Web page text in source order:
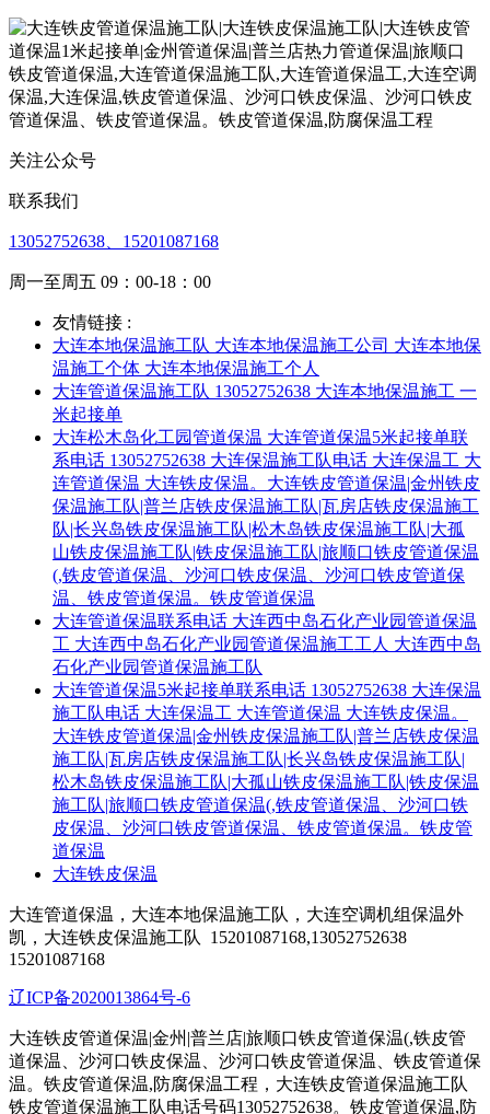
关注公众号
联系我们
13052752638、15201087168
周一至周五 09：00-18：00
友情链接 :
大连本地保温施工队 大连本地保温施工公司 大连本地保
温施工个体 大连本地保温施工个人
大连管道保温施工队 13052752638 大连本地保温施工 一
米起接单
大连松木岛化工园管道保温 大连管道保温5米起接单联
系电话 13052752638 大连保温施工队电话 大连保温工 大
连管道保温 大连铁皮保温。大连铁皮管道保温|金州铁皮
保温施工队|普兰店铁皮保温施工队|瓦房店铁皮保温施工
队|长兴岛铁皮保温施工队|松木岛铁皮保温施工队|大孤
山铁皮保温施工队|铁皮保温施工队|旅顺口铁皮管道保温
(,铁皮管道保温、沙河口铁皮保温、沙河口铁皮管道保
温、铁皮管道保温。铁皮管道保温
大连管道保温联系电话 大连西中岛石化产业园管道保温
工 大连西中岛石化产业园管道保温施工工人 大连西中岛
石化产业园管道保温施工队
大连管道保温5米起接单联系电话 13052752638 大连保温
施工队电话 大连保温工 大连管道保温 大连铁皮保温。
大连铁皮管道保温|金州铁皮保温施工队|普兰店铁皮保温
施工队|瓦房店铁皮保温施工队|长兴岛铁皮保温施工队|
松木岛铁皮保温施工队|大孤山铁皮保温施工队|铁皮保温
施工队|旅顺口铁皮管道保温(,铁皮管道保温、沙河口铁
皮保温、沙河口铁皮管道保温、铁皮管道保温。铁皮管
道保温
大连铁皮保温
大连管道保温，大连本地保温施工队，大连空调机组保温外
凯，大连铁皮保温施工队
15201087168,13052752638
15201087168
辽ICP备2020013864号-6
大连铁皮管道保温|金州|普兰店|旅顺口铁皮管道保温(,铁皮管
道保温、沙河口铁皮保温、沙河口铁皮管道保温、铁皮管道保
温。铁皮管道保温,防腐保温工程，大连铁皮管道保温施工队
铁皮管道保温施工队电话号码13052752638。铁皮管道保温,防